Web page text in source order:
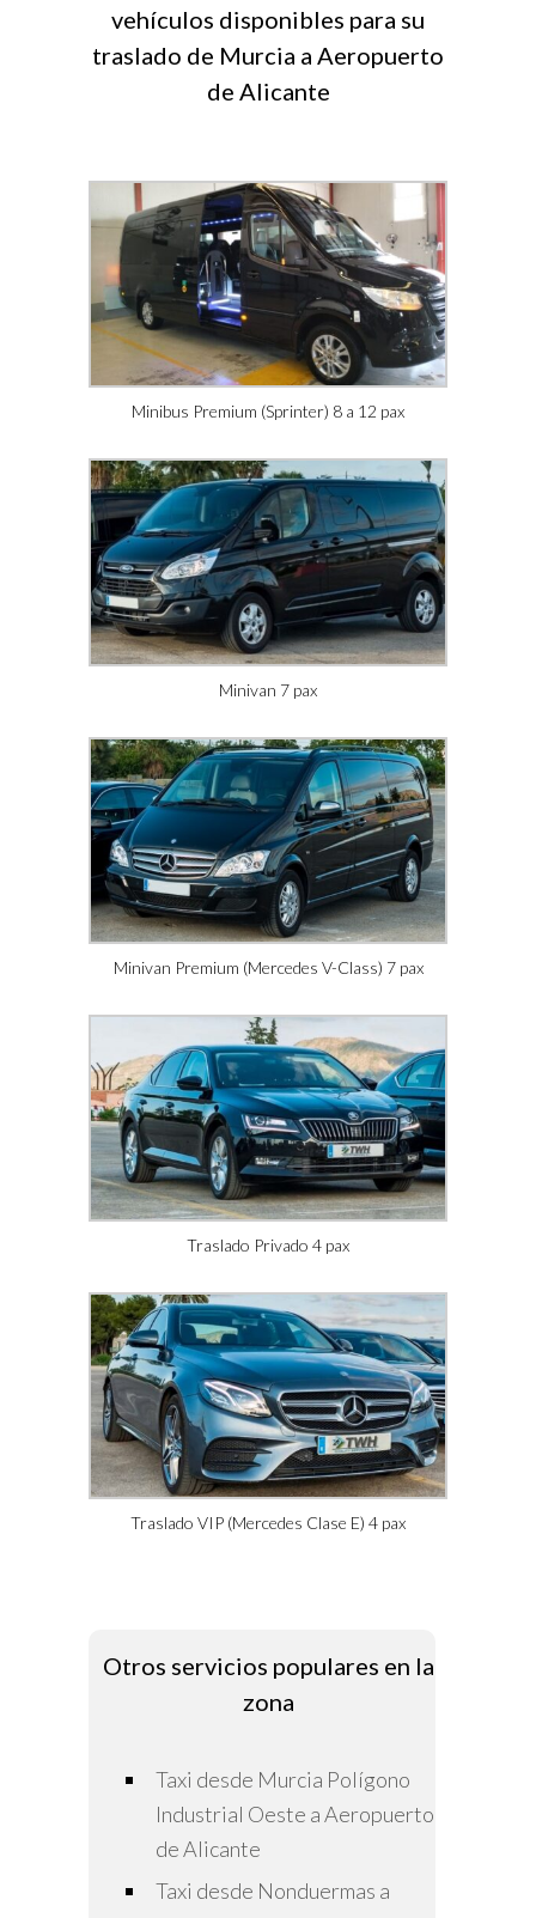
vehículos disponibles para su
traslado de Murcia a Aeropuerto
de Alicante
Minibus Premium (Sprinter) 8 a 12 pax
Minivan 7 pax
Minivan Premium (Mercedes V-Class) 7 pax
Traslado Privado 4 pax
Traslado VIP (Mercedes Clase E) 4 pax
Otros servicios populares en la
zona
Taxi desde Murcia Polígono
Industrial Oeste a Aeropuerto
de Alicante
Taxi desde Nonduermas a